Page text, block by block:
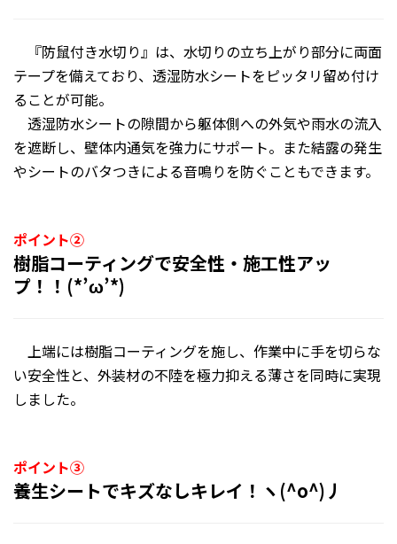
『防鼠付き水切り』は、水切りの立ち上がり部分に両面
テープを備えており、透湿防水シートをピッタリ留め付け
ることが可能。
透湿防水シートの隙間から躯体側への外気や雨水の流入
を遮断し、壁体内通気を強力にサポート。また結露の発生
やシートのバタつきによる音鳴りを防ぐこともできます。
ポイント②
樹脂コーティングで安全性・施工性アッ
プ！！(*’ω’*)
上端には樹脂コーティングを施し、作業中に手を切らな
い安全性と、外装材の不陸を極力抑える薄さを同時に実現
しました。
ポイント③
養生シートでキズなしキレイ！ヽ(^o^)丿